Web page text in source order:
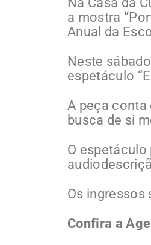
a mostra
Anual da
Neste
espetáculo
A peça conta
busca de si
O
Os ingressos
Confira a